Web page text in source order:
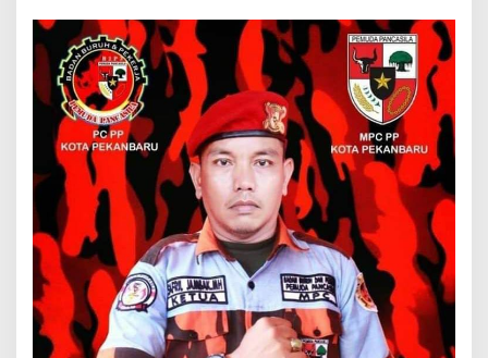
A
H
M
e
n
g
u
s
u
t
A
k
i
b
a
t